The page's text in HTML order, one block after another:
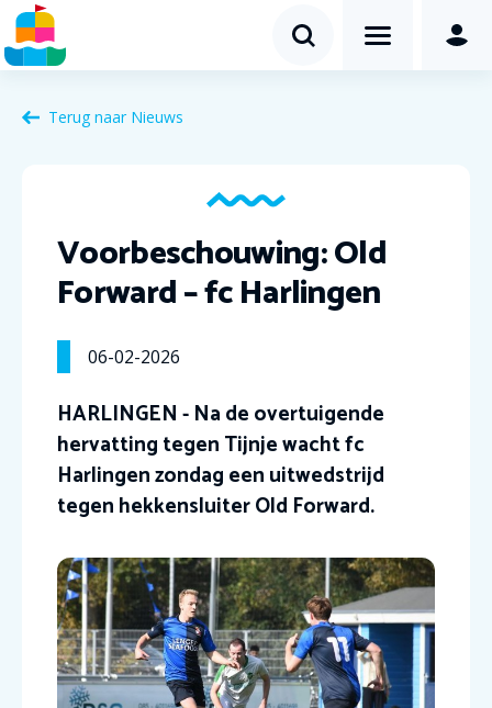
Terug naar Nieuws
Voorbeschouwing: Old
Forward – fc Harlingen
06-02-2026
HARLINGEN - Na de overtuigende
hervatting tegen Tijnje wacht fc
Harlingen zondag een uitwedstrijd
tegen hekkensluiter Old Forward.